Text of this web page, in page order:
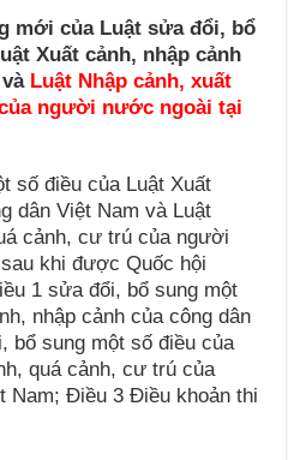
mới của Luật sửa đổi, bổ
Xuất cảnh, nhập cảnh
Luật Nhập cảnh, xuất
người nước ngoài tại
số điều của Luật Xuất
dân Việt Nam và Luật
cảnh, cư trú của người
khi được Quốc hội
1 sửa đổi, bổ sung một
nhập cảnh của công dân
bổ sung một số điều của
quá cảnh, cư trú của
Nam; Điều 3 Điều khoản thi